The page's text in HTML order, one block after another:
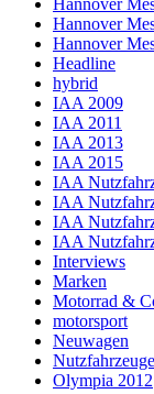
Hannover
Hannover
Hannover
Headline
hybrid
IAA 2009
IAA 2011
IAA 2013
IAA 2015
IAA
IAA
IAA
IAA
Interviews
Marken
Motorrad &
motorsport
Neuwagen
Nutzfahrzeuge
Olympia 2012